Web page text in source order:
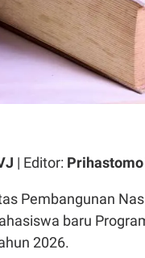
| Editor:
Pembangunan
baru
2026.